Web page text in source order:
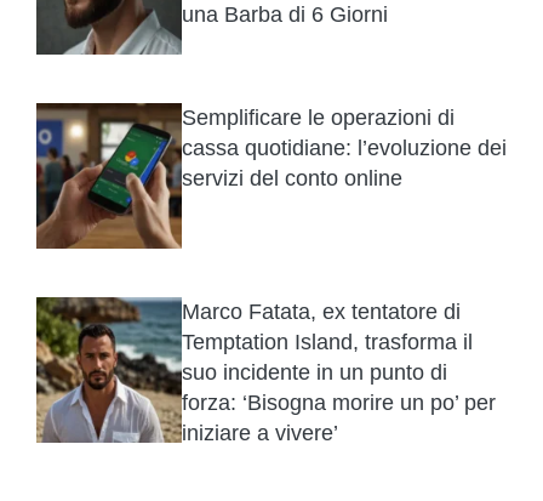
una Barba di 6 Giorni
Semplificare le operazioni di
cassa quotidiane: l’evoluzione dei
servizi del conto online
Marco Fatata, ex tentatore di
Temptation Island, trasforma il
suo incidente in un punto di
forza: ‘Bisogna morire un po’ per
iniziare a vivere’